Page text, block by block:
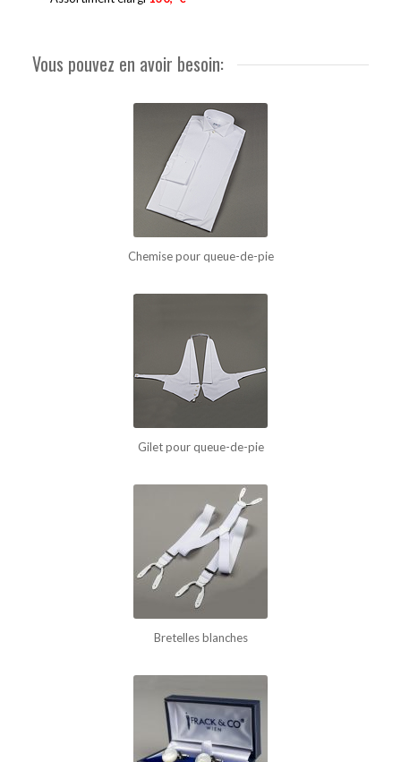
Vous pouvez en avoir besoin:
Chemise pour queue-de-pie
Gilet pour queue-de-pie
Bretelles blanches